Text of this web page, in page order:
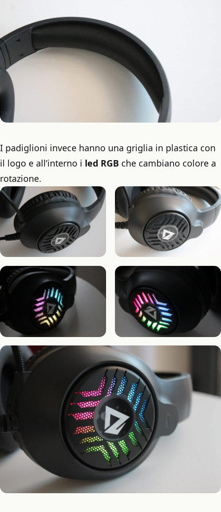
I padiglioni invece hanno una griglia in plastica con
il logo e all’interno i led RGB che cambiano colore a
rotazione.